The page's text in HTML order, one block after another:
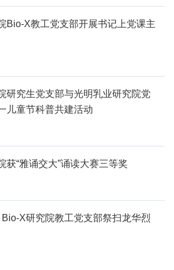
Bio-X教工党支部开展书记上党课主
研究生党支部与光明乳业研究院党
儿童节科普共建活动
获“雅诵交大”诵读大赛三等奖
X研究院教工党支部祭扫龙华烈